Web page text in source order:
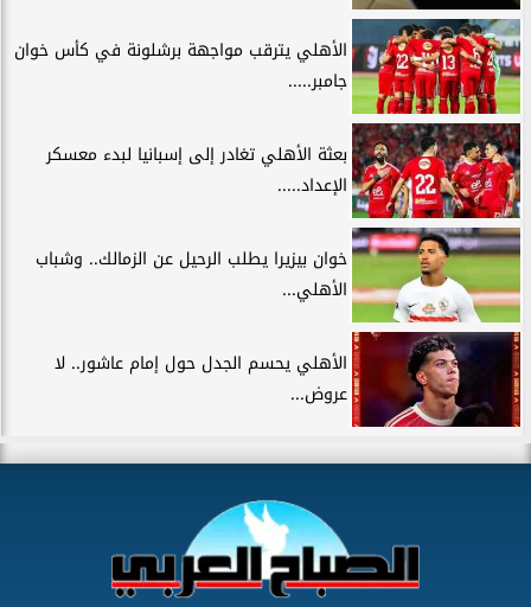
الأهلي يترقب مواجهة برشلونة في كأس خوان
جامبر.....
بعثة الأهلي تغادر إلى إسبانيا لبدء معسكر
الإعداد.....
خوان بيزيرا يطلب الرحيل عن الزمالك.. وشباب
الأهلي...
الأهلي يحسم الجدل حول إمام عاشور.. لا
عروض...